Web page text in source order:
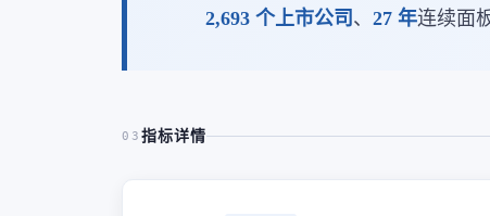
2,693 个上市公司 、 27 年连续面
03 指标详情